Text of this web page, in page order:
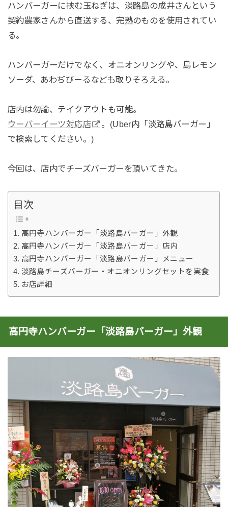
ハンバーガーに挟む玉ねぎは、淡路島の成井さんという
契約農家さんから直送する、完熟のものを使用されてい
る。
ハンバーガーだけでなく、オニオンリングや、島レモン
ソーダ、あわぢびーるなども取りそろえる。
店内は勿論、テイクアウトも可能。
ウーバーイーツ対応店
。(Uber内「淡路島バーガー」
で検索してください。)
今回は、店内でチーズバーガーを頂いてきた。
目次
高円寺ハンバーガー「淡路島バーガー」外観
高円寺ハンバーガー「淡路島バーガー」店内
高円寺ハンバーガー「淡路島バーガー」メニュー
淡路島チーズバーガー・オニオンリングセットを実食
お店詳細
高円寺ハンバーガー「淡路島バーガー」外観